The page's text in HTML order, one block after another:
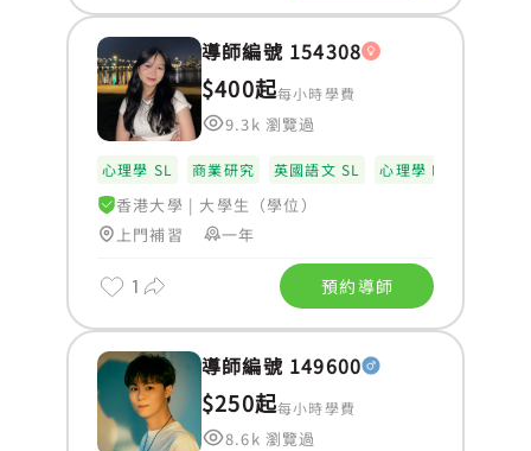
導師編號 154308
$400起每小時學費
9.3k 瀏覽過
心理學 SL 商業研究 英國語文 SL 心理學 HL
香港大學 | 大學生（學位）
上門補習
一年
1 預約導師
導師編號 149600
$250起每小時學費
8.6k 瀏覽過